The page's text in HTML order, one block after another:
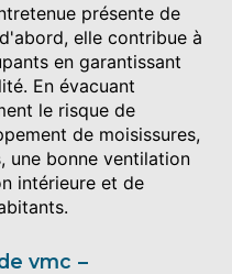
présente de
elle contribue à
en garantissant
En évacuant
le risque de
de moisissures,
une bonne ventilation
intérieure et de
vmc